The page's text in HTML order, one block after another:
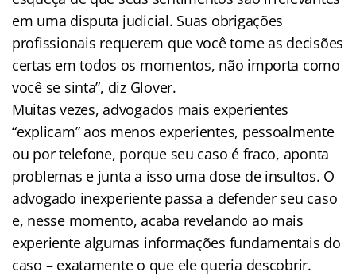
em uma disputa judicial. Suas obrigações
profissionais requerem que você tome as decisões
certas em todos os momentos, não importa como
você se sinta”, diz Glover.
Muitas vezes, advogados mais experientes
“explicam” aos menos experientes, pessoalmente
ou por telefone, porque seu caso é fraco, aponta
problemas e junta a isso uma dose de insultos. O
advogado inexperiente passa a defender seu caso
e, nesse momento, acaba revelando ao mais
experiente algumas informações fundamentais do
caso – exatamente o que ele queria descobrir.